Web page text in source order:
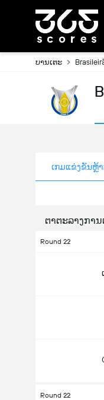
ບານເຕະ
ເກມແຂ່ງຂັນຫຼ້
ຕາຕະລາງກາ
Round 22
Round 22